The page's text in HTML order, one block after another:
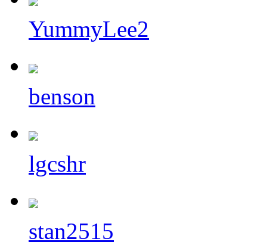
YummyLee2
benson
lgcshr
stan2515